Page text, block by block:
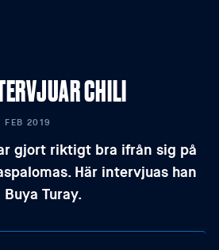
CHILI
FEB 2019
gjort riktigt bra ifrån sig på
Här intervjuas han
Turay.